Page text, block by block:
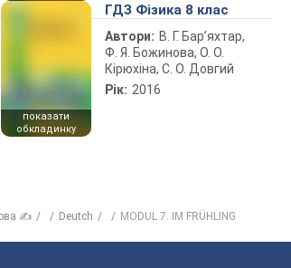
показати
обкладинку
ГДЗ Фізика 8 клас
Автори: В. Г. Бар’яхтар,
Ф. Я. Божинова, О. О.
Кірюхіна, С. О. Довгий
Рік: 2016
✍ Deutch MODUL 7. IM FRÜHLING